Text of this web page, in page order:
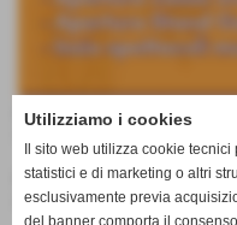
Non è estate senza
Per il quarto anno
con tante novità e le
Utilizziamo i cookies
Il sito web utilizza cookie
statistici e di marketing o altri
esclusivamente previa
del banner comporta il